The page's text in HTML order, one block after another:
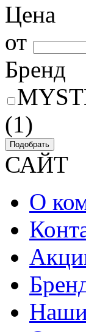
Цена
от
Бренд
(1)
Подобрать
САЙТ
О
Наши